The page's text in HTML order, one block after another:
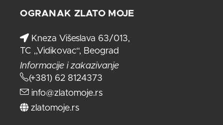
OGRANAK ZLATO MOJE
Kneza Višeslava 63/013,
TC ,,Vidikovac“, Beograd
Informacije i zakazivanje
(+381) 62 8124373
info@zlatomoje.rs
zlatomoje.rs